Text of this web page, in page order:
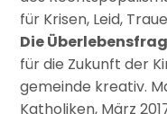
für Krisen, Leid,
Die
für die Zukunft der
gemeinde kreativ.
Katholiken, März